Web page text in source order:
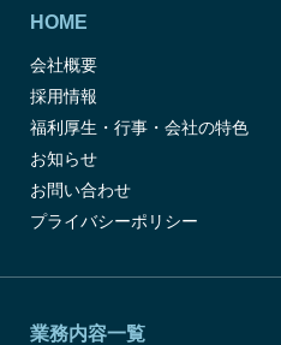
HOME
会社概要
採用情報
福利厚生・行事・会社の特色
お知らせ
お問い合わせ
プライバシーポリシー
業務内容一覧